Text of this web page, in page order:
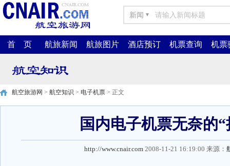
新闻 ▼
首 页 航旅新闻 航旅图片 酒店预订 机票查询 机票
航空旅游网 > 航空知识 > 电子机票 > 正文
国内电子机票无奈的“
http://www.cnair.com 2008-11-21 16:19:00 来源：